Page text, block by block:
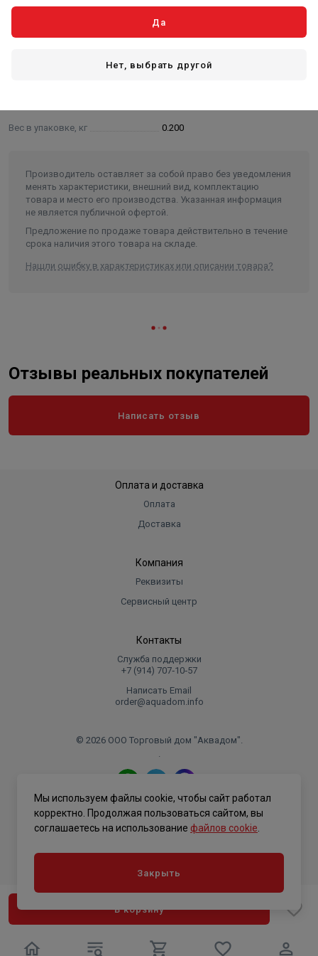
В корзину
Характеристики
Основные
Вес в упаковке, кг 0.200
Производитель оставляет за собой право без уведомления
менять характеристики, внешний вид, комплектацию
товара и место его производства. Указанная информация
не является публичной офертой.
Предложение по продаже товара действительно в течение
срока наличия этого товара на складе.
Нашли ошибку в характеристиках или описании товара?
Отзывы реальных покупателей
Написать отзыв
Оплата и доставка
Оплата
Доставка
Компания
Реквизиты
Сервисный центр
Контакты
Служба поддержки
+7 (914) 707‑10‑57
Написать Email
order@aquadom.info
© 2026 ООО Торговый дом "Аквадом".
.
Политика конфиденциальности
Да
Нет, выбрать другой
Мы используем файлы cookie, чтобы сайт работал
корректно. Продолжая пользоваться сайтом, вы
соглашаетесь на использование файлов cookie
Закрыть